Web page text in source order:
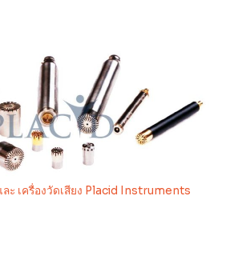
เครื่องวัดเสียง Placid Instruments